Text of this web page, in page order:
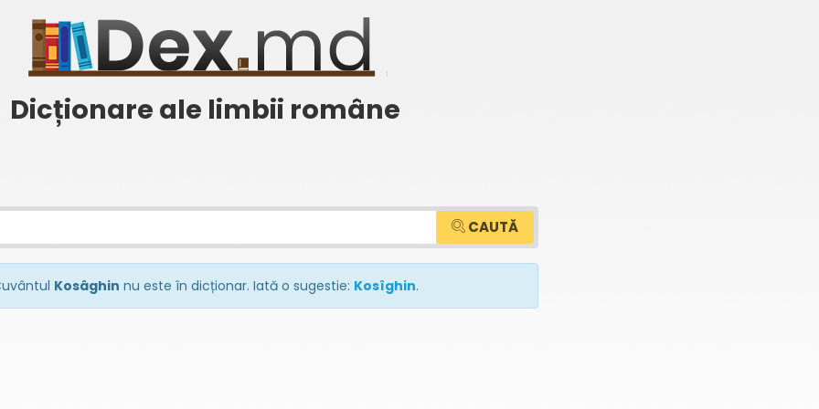
Dicționare ale limbii române
CAUTĂ
Kosâghin nu este în dicționar. Iată o sugestie: Kosîghin.